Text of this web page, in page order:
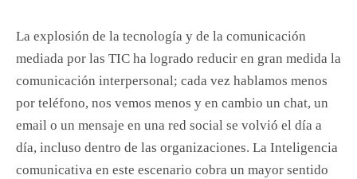
La explosión de la tecnología y de la comunicación
mediada por las TIC ha logrado reducir en gran medida la
comunicación interpersonal; cada vez hablamos menos
por teléfono, nos vemos menos y en cambio un chat, un
email o un mensaje en una red social se volvió el día a
día, incluso dentro de las organizaciones. La Inteligencia
comunicativa en este escenario cobra un mayor sentido